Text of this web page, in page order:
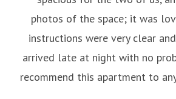
photos of the space; it was
instructions were very clear
arrived late at night with no
recommend this apartment to